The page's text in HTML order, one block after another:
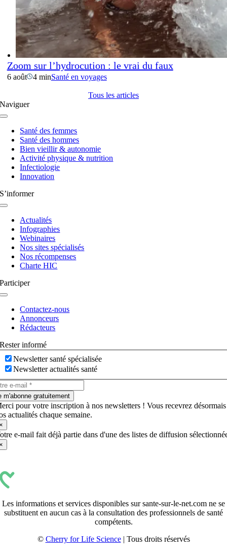
Zoom sur l’hydrocution : le vrai du faux
6 août 4 minSanté en voyages
Tous les articles
Naviguer
Navigation
basculeSanté des femmes
Santé des hommes
Bien vieillir & autonomie
Activité physique & nutrition
Infectiologie
Innovation
S’informer
Navigation
basculeActualités
Infographies
Webinaires
Nos sites spécialisés
Nos récompenses
Charte HIC
Participer
Navigation
basculeContactez-nous
Annonceurs
Rédacteurs
Rester informé
Newsletter santé spécialisée
Newsletter actualités santé
m'abonne gratuitement
pour votre inscription à nos newsletters ! Vous recevrez désormais
actualités chaque semaine.
e-mail fait déjà partie dans d'une des listes de diffusion
Les informations et services disponibles sur sante-sur-le-net.com ne se
substituent en aucun cas à la consultation des professionnels de santé
compétents.
© Cherry for Life Science| Tous droits réservés